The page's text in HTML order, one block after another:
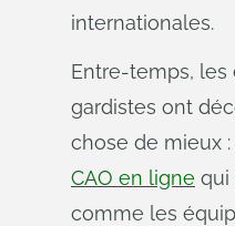
internationales.
Entre-temps, les
gardistes ont
chose de mieux :
CAO en ligne qui
comme les